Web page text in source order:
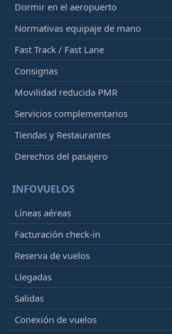
Dormir en el aeropuerto
Normativas equipaje de mano
Fast Track / Fast Lane
Consignas
Movilidad reducida PMR
Servicios complementarios
Tiendas y Restaurantes
Derechos del pasajero
INFOVUELOS
Líneas aéreas
Facturación check-in
Reserva de vuelos
Llegadas
Salidas
Conexión de vuelos